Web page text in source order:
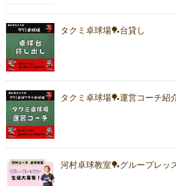
タクミ卓球場🏓台貸し
タクミ卓球場🏓運営コーチ紹
河村卓球教室🏓グループレッ